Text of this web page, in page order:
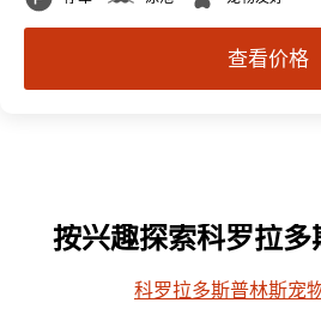
查看价格
按兴趣探索科罗拉多
科罗拉多斯普林斯宠